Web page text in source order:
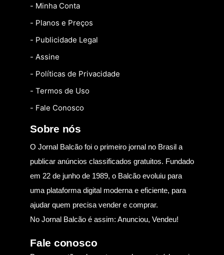
- Minha Conta
- Planos e Preços
- Publicidade Legal
- Assine
- Políticas de Privacidade
- Termos de Uso
- Fale Conosco
Sobre nós
O Jornal Balcão foi o primeiro jornal no Brasil a
publicar anúncios classificados gratuitos. Fundado
em 22 de junho de 1989, o Balcão evoluiu para
uma plataforma digital moderna e eficiente, para
ajudar quem precisa vender e comprar.
No Jornal Balcão é assim: Anunciou, Vendeu!
Fale conosco